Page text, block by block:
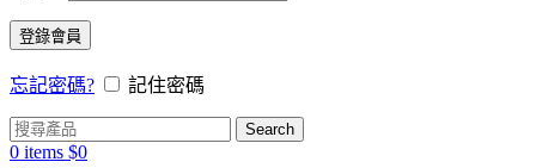
登錄會員
忘記密碼? 記住密碼
Search
0 items $0